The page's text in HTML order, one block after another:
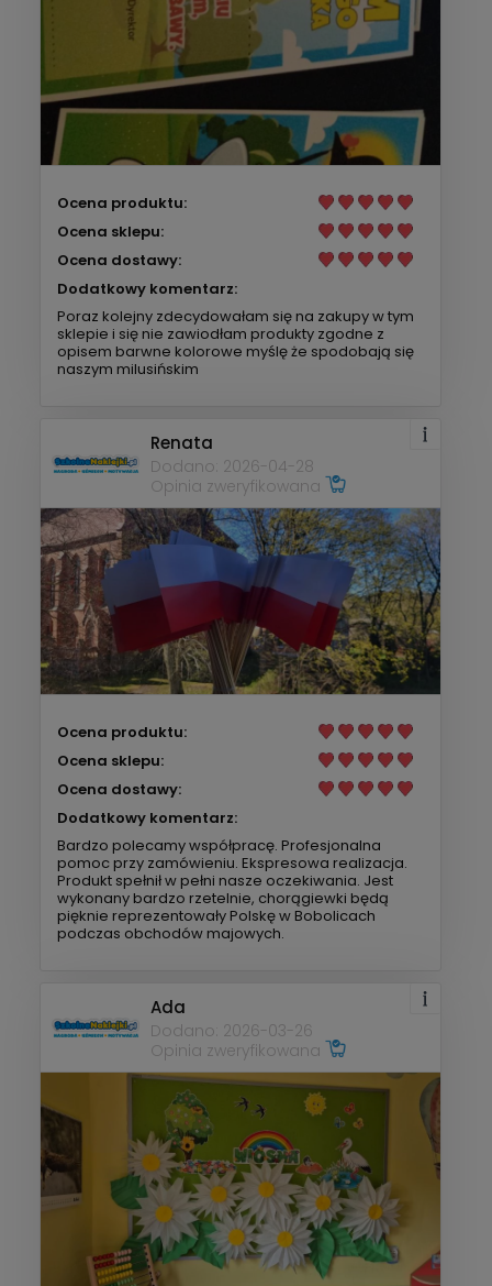
Ocena produktu:
Ocena sklepu:
Ocena dostawy:
Dodatkowy komentarz:
Poraz kolejny zdecydowałam się na zakupy w tym
sklepie i się nie zawiodłam produkty zgodne z
opisem barwne kolorowe myślę że spodobają się
naszym milusińskim
Renata
Dodano: 2026-04-28
Opinia zweryfikowana
Ocena produktu:
Ocena sklepu:
Ocena dostawy:
Dodatkowy komentarz:
Bardzo polecamy współpracę. Profesjonalna
pomoc przy zamówieniu. Ekspresowa realizacja.
Produkt spełnił w pełni nasze oczekiwania. Jest
wykonany bardzo rzetelnie, chorągiewki będą
pięknie reprezentowały Polskę w Bobolicach
podczas obchodów majowych.
Ada
Dodano: 2026-03-26
Opinia zweryfikowana